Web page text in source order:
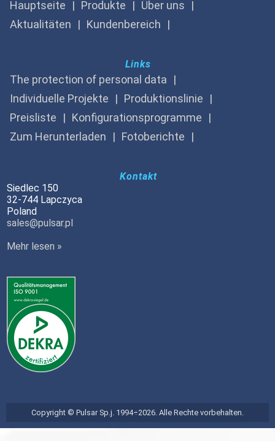
Hauptseite Produkte
Über uns
Aktualitäten
Kundenbereich
Links
The protection of personal data
Individuelle Projekte
Produktionslinie
Preisliste
Konfigurationsprogramme
Zum Herunterladen
Fotoberichte
Kontakt
Siedlec 150
32-744 Lapczyca
Poland
sales@pulsar.pl
Mehr lesen »
Copyright © Pulsar Sp.j. 1994÷2026. Alle Rechte vorbehalten.